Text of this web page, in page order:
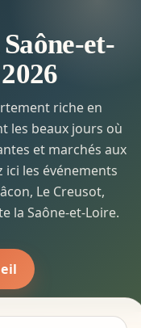
et-
riche en
les beaux jours où
et marchés aux
ici les événements
Le Creusot,
la Saône-et-Loire.